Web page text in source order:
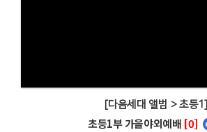
[다음세대 앨범 > 초등1]
초등1부 가을야외예배 [0]